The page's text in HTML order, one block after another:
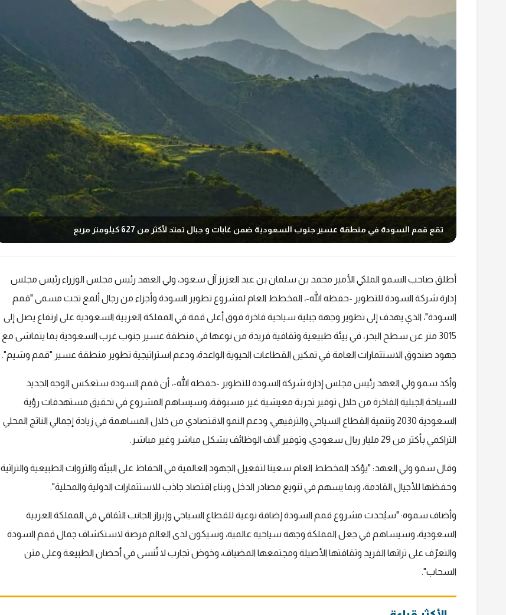
تقع قمم السودة في منطقة عسير جنوب السعودية ضمن غابات و جبال تمتد لأكثر من 627 كيلومتر مربع
أطلق صاحب السمو الملكي الأمير محمد بن سلمان بن عبد العزيز آل سعود، ولي العهد رئيس مجلس الوزراء رئيس مجلس
إدارة شركة السودة للتطوير -حفظه الله-، المخطط العام لمشروع تطوير السودة وأجزاء من رجال ألمع تحت مسمى "قمم
السودة"، الذي يهدف إلى تطوير وجهة جبلية سياحية فاخرة فوق أعلى قمة في المملكة العربية السعودية على ارتفاع يصل إلى
3015 متر عن سطح البحر، في بيئة طبيعية وثقافية فريدة من نوعها في منطقة عسير جنوب غرب السعودية بما يتماشى مع
جهود صندوق الاستثمارات العامة في تمكين القطاعات الحيوية الواعدة، ودعم استراتيجية تطوير منطقة عسير "قمم وشيم".
وأكد سمو ولي العهد رئيس مجلس إدارة شركة السودة للتطوير -حفظه الله-، أن قمم السودة ستعكس الوجه الجديد
للسياحة الجبلية الفاخرة من خلال توفير تجربة معيشية غير مسبوقة، وسيساهم المشروع في تحقيق مستهدفات رؤية
السعودية 2030 وتنمية القطاع السياحي والترفيهي، ودعم النمو الاقتصادي من خلال المساهمة في زيادة إجمالي الناتج المحلي
التراكمي بأكثر من 29 مليار ريال سعودي، وتوفير آلاف الوظائف بشكل مباشر وغير مباشر.
وقال سمو ولي العهد: "يؤكد المخطط العام سعينا لتفعيل الجهود العالمية في الحفاظ على البيئة والثروات الطبيعية والتراثية
وحفظها للأجيال القادمة، وبما يسهم في تنويع مصادر الدخل وبناء اقتصاد جاذب للاستثمارات الدولية والمحلية".
وأضاف سموه: "سيُحدث مشروع قمم السودة إضافة نوعية للقطاع السياحي وإبراز الجانب الثقافي في المملكة العربية
السعودية، وسيساهم في جعل المملكة وجهة سياحية عالمية، وسيكون لدى العالم فرصة لاستكشاف جمال قمم السودة
والتعرّف على تراثها الفريد وثقافتها الأصيلة ومجتمعها المضياف، وخوض تجارب لا تُنسى في أحضان الطبيعة وعلى متن
السحاب".